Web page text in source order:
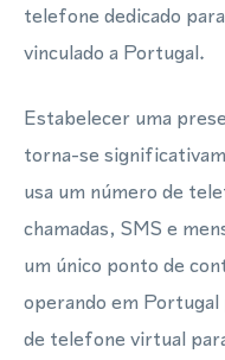
telefone dedicado
vinculado a Portugal.
Estabelecer uma
torna-se
usa um número de
chamadas, SMS e
um único ponto de
operando em
de telefone virtual